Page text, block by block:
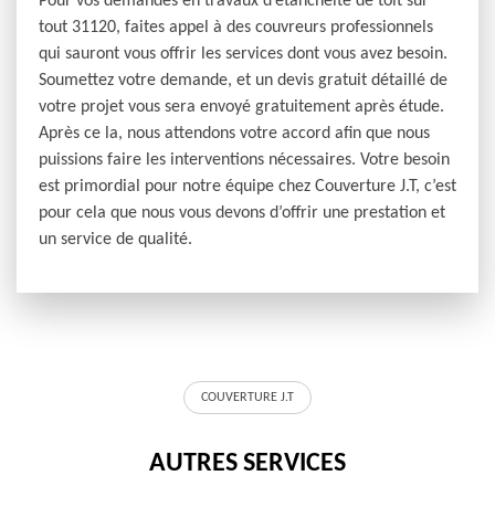
tout 31120, faites appel à des couvreurs professionnels
qui sauront vous offrir les services dont vous avez besoin.
Soumettez votre demande, et un devis gratuit détaillé de
votre projet vous sera envoyé gratuitement après étude.
Après ce la, nous attendons votre accord afin que nous
puissions faire les interventions nécessaires. Votre besoin
est primordial pour notre équipe chez Couverture J.T, c’est
pour cela que nous vous devons d’offrir une prestation et
un service de qualité.
COUVERTURE J.T
AUTRES SERVICES